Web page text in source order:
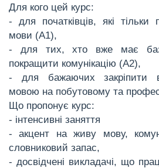
Для кого цей курс:
- для початківців, які тільки
мови (А1),
- для тих, хто вже має
покращити комунікацію (А2),
- для бажаючих закріпити
мовою на побутовому та
Що пропонує курс:
- інтенсивні заняття
- акцент на живу мову,
словниковий запас,
- досвідчені викладачі, що